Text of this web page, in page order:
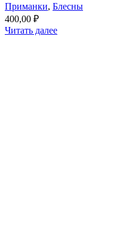
Приманки, Блесны
400,00 ₽
Читать далее